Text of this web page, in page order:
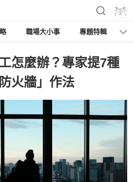
職場大小事 專題特輯
怎麼辦？專家提7種
火牆」作法